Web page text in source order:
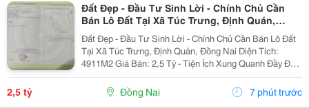
Đất Đẹp - Đầu Tư Sinh Lời - Chính Chủ Cần
Bán Lô Đất Tại Xã Túc Trưng, Định Quán,
Đồng Nai
Đất Đẹp - Đầu Tư Sinh Lời - Chính Chủ Cần Bán Lô Đất
Tại Xã Túc Trưng, Định Quán, Đồng Nai Diện Tích:
4911M2 Giá Bán: 2,5 Tỷ - Tiện Ích Xung Quanh Đầy Đủ
Gần Chợ, Trường Học,.. - Khu Vực Dân Cư Thân Thiện
An Ninh Tốt - Giao Thông Thuận Tiện Đi...
2,5 tỷ Đồng Nai 7 phút trước